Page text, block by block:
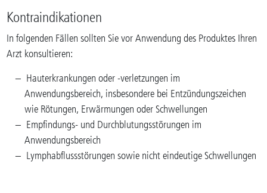
Kontraindikationen
In folgenden Fällen sollten Sie vor Anwendung des Produktes Ihren
Arzt konsultieren:
Hauterkrankungen oder -verletzungen im
Anwendungsbereich, insbesondere bei Entzündungszeichen
wie Rötungen, Erwärmungen oder Schwellungen
Empfindungs- und Durchblutungsstörungen im
Anwendungsbereich
Lymphabflussstörungen sowie nicht eindeutige Schwellungen